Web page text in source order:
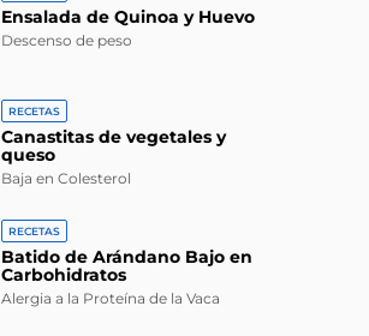
Ensalada de Quinoa y Huevo
Descenso de peso
RECETAS
Canastitas de vegetales y
queso
Baja en Colesterol
RECETAS
Batido de Arándano Bajo en
Carbohidratos
Alergia a la Proteína de la Vaca